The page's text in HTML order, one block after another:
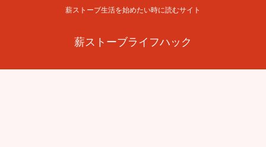
薪ストーブ生活を始めたい時に読むサイト
薪ストーブライフハック